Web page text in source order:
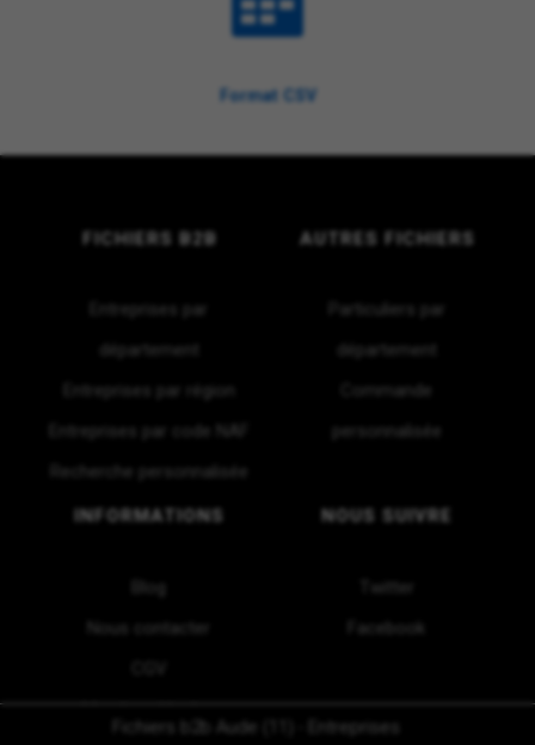
Fichiers b2b Aude (11) - Entreprises
Format CSV
FICHIERS B2B
Entreprises par
département
Entreprises par région
Entreprises par code NAF
Recherche personnalisée
AUTRES FICHIERS
Particuliers par
département
Commande
personnalisée
INFORMATIONS
Nous contacter
NOUS SUIVRE
Twitter
Facebook